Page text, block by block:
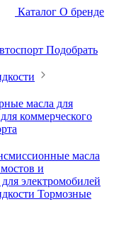
Каталог О бренде
Подобрать
масла для
коммерческого
масла
и
электромобилей
Тормозные